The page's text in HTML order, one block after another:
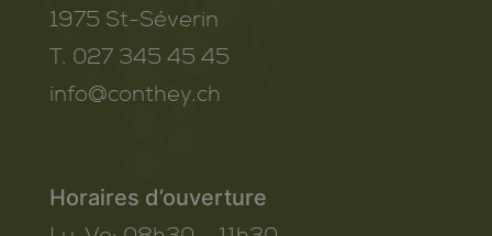
1975 St-Séverin
T. 027 345 45 45
info@conthey.ch
Horaires d’ouverture